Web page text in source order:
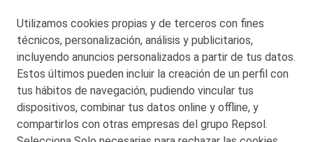
© 2026 Petronor S.A.
CONTACTO
Utilizamos cookies propias y de terceros con fines
técnicos, personalización, análisis y publicitarios,
incluyendo anuncios personalizados a partir de tus datos.
Estos últimos pueden incluir la creación de un perfil con
tus hábitos de navegación, pudiendo vincular tus
dispositivos, combinar tus datos online y offline, y
compartirlos con otras empresas del grupo Repsol.